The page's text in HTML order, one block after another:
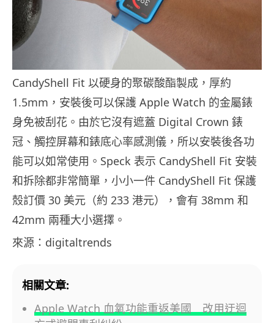
CandyShell Fit 以硬身的聚碳酸酯製成，厚約
1.5mm，安裝後可以保護 Apple Watch 的金屬錶
身免被刮花。由於它沒有遮蓋 Digital Crown 錶
冠、觸控屏幕和錶底心率感測儀，所以安裝後各功
能可以如常使用。Speck 表示 CandyShell Fit 安裝
和拆除都非常簡單，小小一件 CandyShell Fit 保護
殼訂價 30 美元（約 233 港元），會有 38mm 和
42mm 兩種大小選擇。
來源：digitaltrends
相關文章:
Apple Watch 血氧功能重返美國 改用迂迴